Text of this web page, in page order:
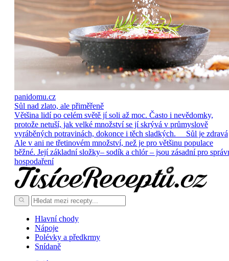
panidomu.cz
Sůl nad zlato, ale přiměřeně
Většina lidí po celém světě jí soli až moc. Často i nevědomky,
protože netuší, jak velké množství se jí skrývá v průmyslově
vyráběných potravinách, dokonce i těch sladkých. Sůl je zdravá
Ale v ani ne třetinovém množství, než je pro většinu populace
běžné. Její základní složky– sodík a chlór – jsou zásadní pro
hospodaření
Hlavní chody
Nápoje
Polévky a předkrmy
Snídaně